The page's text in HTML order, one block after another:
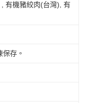
有機豬絞肉(台灣), 有
存。